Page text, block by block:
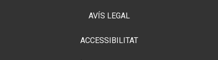
AVÍS LEGAL
ACCESSIBILITAT